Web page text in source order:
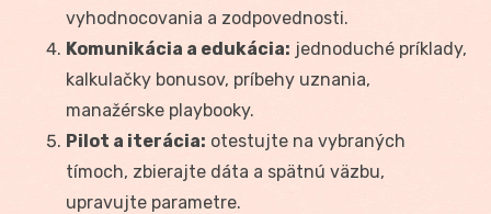
vyhodnocovania a zodpovednosti.
Komunikácia a edukácia: jednoduché príklady,
kalkulačky bonusov, príbehy uznania,
manažérske playbooky.
Pilot a iterácia: otestujte na vybraných
tímoch, zbierajte dáta a spätnú väzbu,
upravujte parametre.